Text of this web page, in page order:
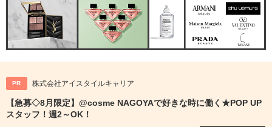
PR 株式会社アイスタイルキャリア
【急募◇8月限定】@cosme NAGOYAで好きな時に働く★POP UP
スタッフ！週2～OK！